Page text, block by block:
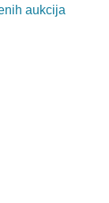
aukcija